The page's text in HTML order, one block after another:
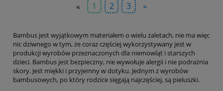
« 1 2 3 »
Bambus jest wyjątkowym materiałem o wielu zaletach, nie ma więc
nic dziwnego w tym, że coraz częściej wykorzystywany jest w
produkcji wyrobów przeznaczonych dla niemowląt i starszych
dzieci. Bambus jest bezpieczny, nie wywołuje alergii i nie podrażnia
skory. Jest miękki i przyjemny w dotyku. Jednym z wyrobów
bambusowych, po który rodzice sięgają najczęściej, są pieluszki.